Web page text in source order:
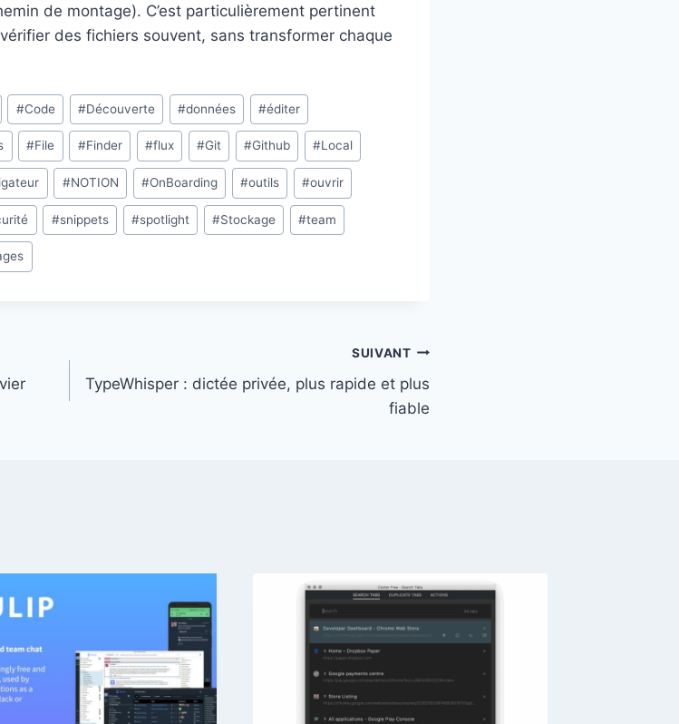
de montage). C’est particulièrement pertinent
des fichiers souvent, sans transformer chaque
#Code #Découverte #données #éditer
#File #Finder #flux #Git #Github #Local
#NOTION #OnBoarding #outils #ouvrir
#snippets #spotlight #Stockage #team
SUIVANT
TypeWhisper : dictée privée, plus rapide et plus
fiable